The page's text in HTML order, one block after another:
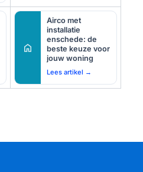
home
Airco met
installatie
enschede: de
beste keuze voor
jouw woning
Lees artikel →